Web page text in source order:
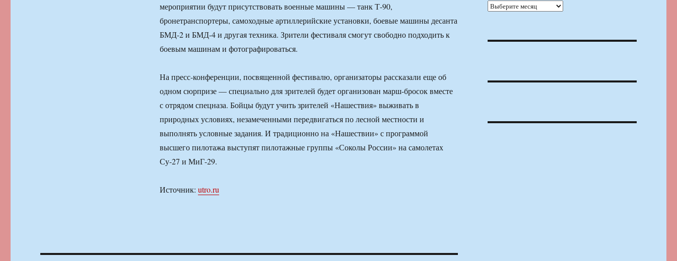
мероприятии будут присутствовать военные машины — танк Т-90,
бронетранспортеры, самоходные артиллерийские установки, боевые машины десанта
БМД-2 и БМД-4 и другая техника. Зрители фестиваля смогут свободно подходить к
боевым машинам и фотографироваться.
На пресс-конференции, посвященной фестивалю, организаторы рассказали еще об
одном сюрпризе — специально для зрителей будет организован марш-бросок вместе
с отрядом спецназа. Бойцы будут учить зрителей «Нашествия» выживать в
природных условиях, незамеченными передвигаться по лесной местности и
выполнять условные задания. И традиционно на «Нашествии» с программой
высшего пилотажа выступят пилотажные группы «Соколы России» на самолетах
Су-27 и МиГ-29.
Источник: utro.ru
Архивы